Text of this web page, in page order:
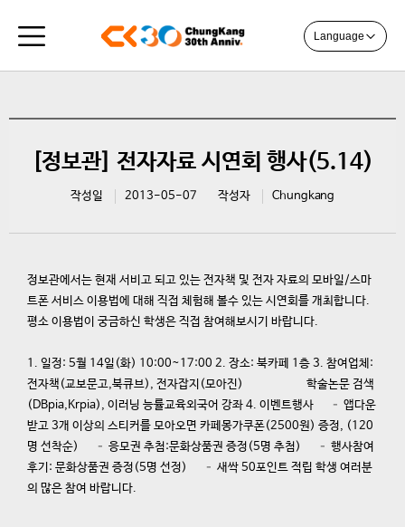
Language
[정보관] 전자자료 시연회 행사(5.14)
작성일 2013-05-07 작성자 Chungkang
정보관에서는 현재 서비고 되고 있는 전자책 및 전자 자료의 모바일/스마
트폰 서비스 이용법에 대해 직접 체험해 볼수 있는 시연회를 개최합니다.
평소 이용법이 궁금하신 학생은 직접 참여해보시기 바랍니다.
1. 일정: 5월 14일(화) 10:00~17:00 2. 장소: 북카페 1층 3. 참여업체:
전자책(교보문고,북큐브), 전자잡지(모아진) 학술논문 검색
(DBpia,Krpia), 이러닝 능률교육외국어 강좌 4. 이벤트행사 – 앱다운
받고 3개 이상의 스티커를 모아오면 카페몽가쿠폰(2500원) 증정, (120
명 선착순) – 응모권 추첨:문화상품권 증정(5명 추첨) – 행사참여
후기: 문화상품권 증정(5명 선정) – 새싹 50포인트 적립 학생 여러분
의 많은 참여 바랍니다.